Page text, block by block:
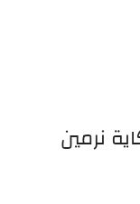
نرمين